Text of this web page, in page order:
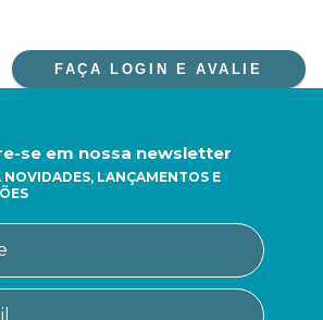
FAÇA LOGIN E AVALIE
se em nossa newsletter
NOVIDADES, LANÇAMENTOS E